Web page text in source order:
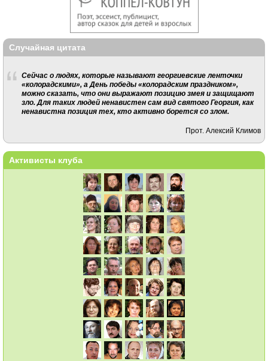
Случайная цитата
Сейчас о людях, которые называют георгиевские ленточки
«колорадскими», а День победы «колорадским праздником»,
можно сказать, что они выражают позицию змея и защищают
зло. Для таких людей ненавистен сам вид святого Георгия, как
ненавистна позиция тех, кто активно борется со злом.
Прот. Алексий Климов
Активисты клуба